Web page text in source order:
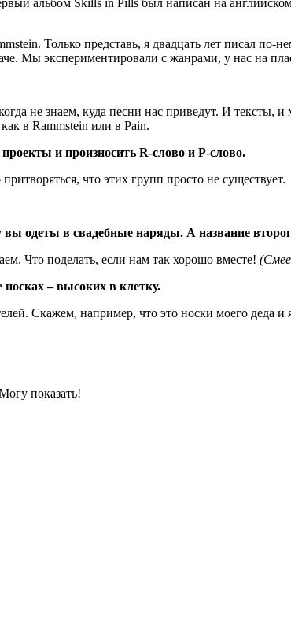
альбом Skills in Pills был написан на
Только представь, я двадцать лет писал по-
Мы экспериментировали с жанрами, у нас на
не знаем, куда песни нас приведут. И тексты,
в Rammstein или в Pain.
и произносить R-слово и P-слово.
что этих групп просто не существует.
одеты в свадебные наряды. А название
Что поделать, если нам так хорошо вместе!
– высоких в клетку.
Скажем, например, что это носки моего деда
показать!